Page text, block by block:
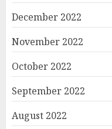
December 2022
November 2022
October 2022
September 2022
August 2022